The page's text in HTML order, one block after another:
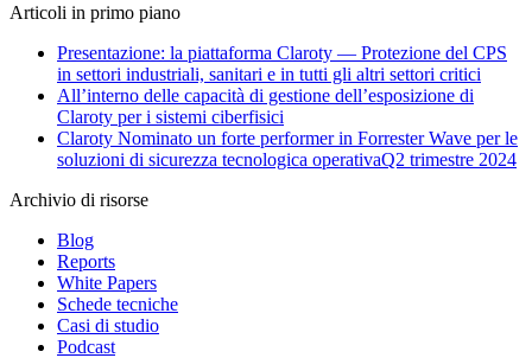
Articoli in primo piano
Presentazione: la piattaforma Claroty — Protezione del CPS
in settori industriali, sanitari e in tutti gli altri settori critici
All’interno delle capacità di gestione dell’esposizione di
Claroty per i sistemi ciberfisici
Claroty Nominato un forte performer in Forrester Wave per le
soluzioni di sicurezza tecnologica operativaQ2 trimestre 2024
Archivio di risorse
Blog
Reports
White Papers
Schede tecniche
Casi di studio
Podcast